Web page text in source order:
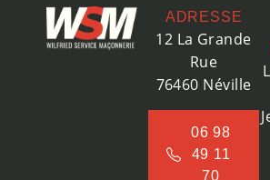
ADRESSE
12 La Grande
Rue
76460 Néville
06 98
49 11
70